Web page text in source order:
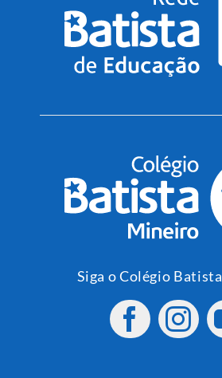
Siga o Colégio Batista